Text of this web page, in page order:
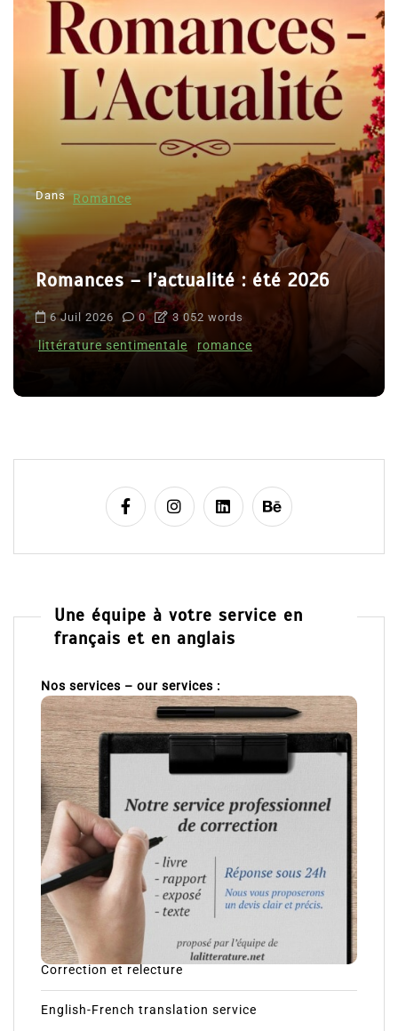
Dans Romance
Romances – l’actualité : été 2026
6 Juil 2026 0 3 052 words
littérature sentimentale romance
Une équipe à votre service en
français et en anglais
Nos services – our services :
Correction et relecture
English-French translation service